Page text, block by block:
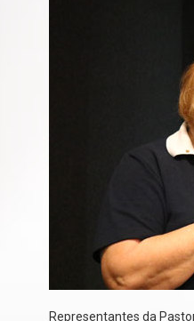
Representantes da